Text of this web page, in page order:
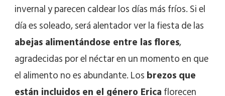
invernal y parecen caldear los días más fríos. Si el
día es soleado, será alentador ver la fiesta de las
abejas alimentándose entre las flores,
agradecidas por el néctar en un momento en que
el alimento no es abundante. Losbrezos que
están incluidos en el género Ericaflorecen